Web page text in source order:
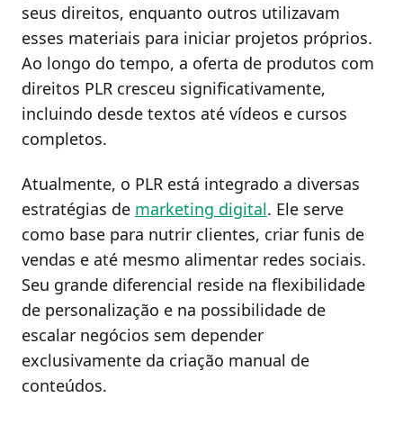
seus direitos, enquanto outros utilizavam
esses materiais para iniciar projetos próprios.
Ao longo do tempo, a oferta de produtos com
direitos PLR cresceu significativamente,
incluindo desde textos até vídeos e cursos
completos.
Atualmente, o PLR está integrado a diversas
estratégias de marketing digital. Ele serve
como base para nutrir clientes, criar funis de
vendas e até mesmo alimentar redes sociais.
Seu grande diferencial reside na flexibilidade
de personalização e na possibilidade de
escalar negócios sem depender
exclusivamente da criação manual de
conteúdos.